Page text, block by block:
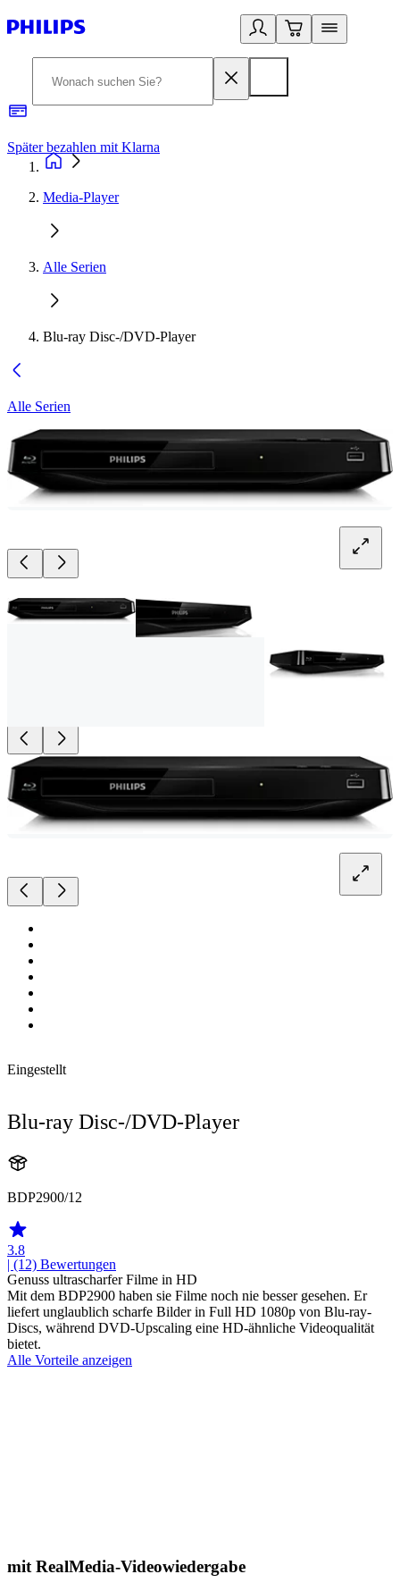
Später bezahlen mit Klarna
Media-Player
Alle Serien
Blu-ray Disc-/DVD-Player
Alle Serien
Eingestellt
Blu-ray Disc-/DVD-Player
BDP2900/12
3.8
| (12) Bewertungen
Genuss ultrascharfer Filme in HD
Mit dem BDP2900 haben sie Filme noch nie besser gesehen. Er
liefert unglaublich scharfe Bilder in Full HD 1080p von Blu-ray-
Discs, während DVD-Upscaling eine HD-ähnliche Videoqualität
bietet.
Alle Vorteile anzeigen
mit RealMedia-Videowiedergabe